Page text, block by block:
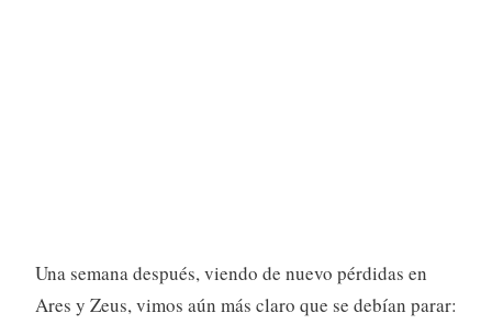
Una semana después, viendo de nuevo pérdidas en
Ares y Zeus, vimos aún más claro que se debían parar: